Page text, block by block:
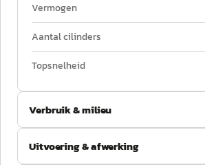
Vermogen
Aantal cilinders
Topsnelheid
Verbruik & milieu
Uitvoering & afwerking